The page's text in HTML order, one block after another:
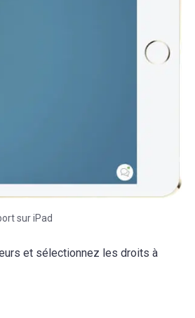
sur iPad
et sélectionnez les droits à